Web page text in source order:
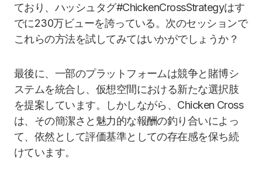
ており、ハッシュタグ#ChickenCrossStrategyはす
でに230万ビューを誇っている。次のセッションで
これらの方法を試してみてはいかがでしょうか？
最後に、一部のプラットフォームは競争と賭博シ
ステムを統合し、仮想空間における新たな選択肢
を提案しています。しかしながら、Chicken Cross
は、その簡潔さと魅力的な報酬の釣り合いによっ
て、依然として評価基準としての存在感を保ち続
けています。